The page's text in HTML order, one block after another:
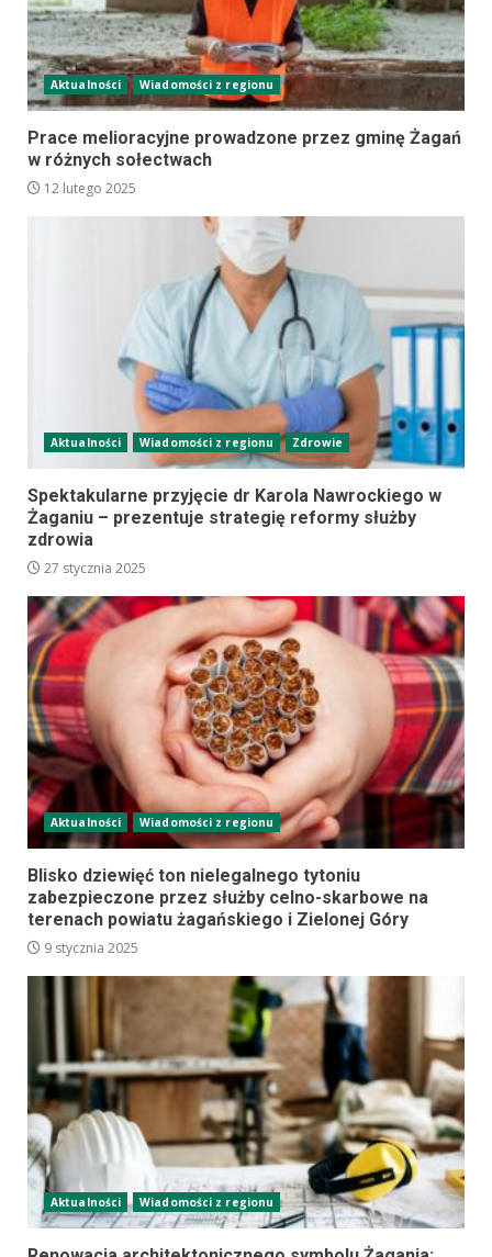
Aktualności Wiadomości z regionu
Prace melioracyjne prowadzone przez gminę Żagań
w różnych sołectwach
12 lutego 2025
Aktualności Wiadomości z regionu Zdrowie
Spektakularne przyjęcie dr Karola Nawrockiego w
Żaganiu – prezentuje strategię reformy służby
zdrowia
27 stycznia 2025
Aktualności Wiadomości z regionu
Blisko dziewięć ton nielegalnego tytoniu
zabezpieczone przez służby celno-skarbowe na
terenach powiatu żagańskiego i Zielonej Góry
9 stycznia 2025
Aktualności Wiadomości z regionu